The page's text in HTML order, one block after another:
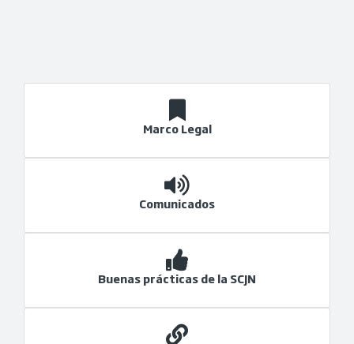
Marco Legal
Comunicados
Buenas prácticas de la SCJN